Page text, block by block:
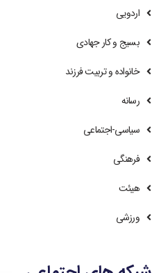
اردویی
بسیج و کار جهادی
خانواده و تربیت فرزند
رسانه
سیاسی-اجتماعی
فرهنگی
هیئت
ورزشی